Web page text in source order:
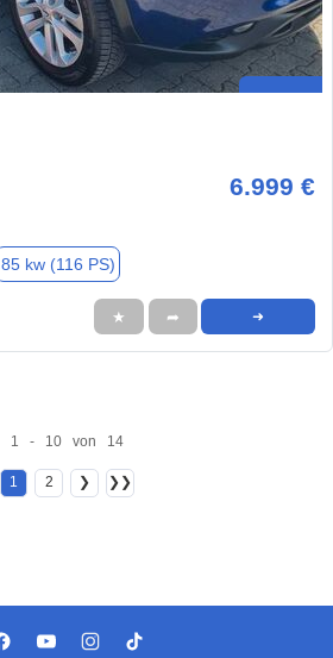
6.999 €
85 kw (116 PS)
★ ➦ ➜
1 - 10 von 14
1 2 ❯ ❯❯